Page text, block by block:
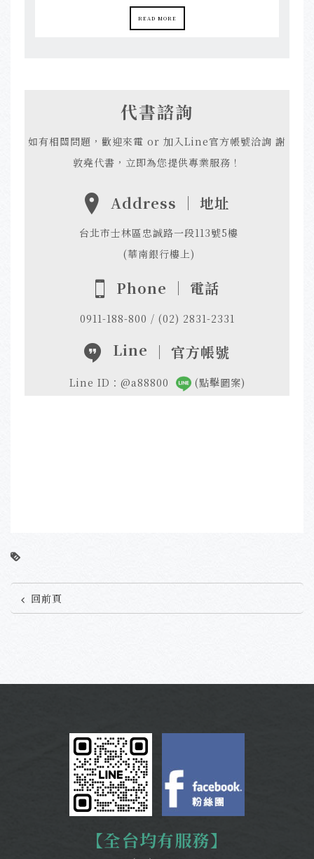
READ MORE
代書諮詢
如有相關問題，歡迎來電 or 加入Line官方帳號洽詢 謝
敦堯代書，立即為您提供專業服務！
Address ｜ 地址
台北市士林區忠誠路一段113號5樓
(華南銀行樓上)
Phone ｜ 電話
0911-188-800 / (02) 2831-2331
Line ｜ 官方帳號
Line ID：@a88800 (點擊圖案)
回前頁
【全台均有服務】